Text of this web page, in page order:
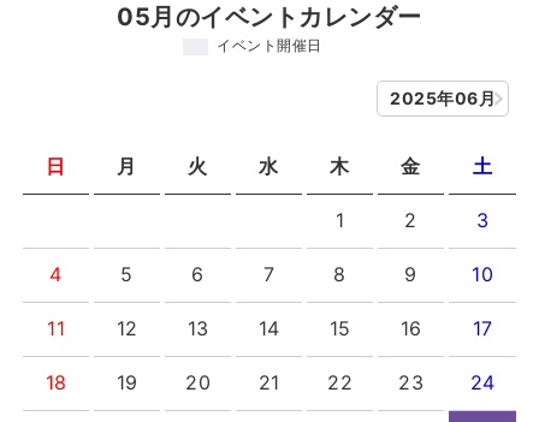
05月のイベントカレンダー
イベント開催日
2025年06月
日 月 火 水 木 金 土
1 2 3
4 5 6 7 8 9 10
11 12 13 14 15 16 17
18 19 20 21 22 23 24